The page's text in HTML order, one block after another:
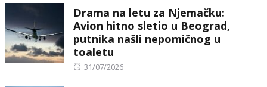
Drama na letu za Njemačku:
Avion hitno sletio u Beograd,
putnika našli nepomičnog u
toaletu
Posted
31/07/2026